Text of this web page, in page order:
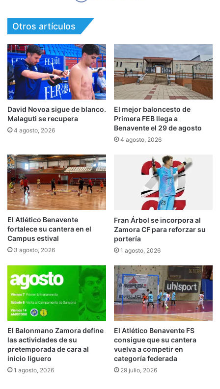
Otros artículos
David Novoa sigue de blanco.
Malaguti se recupera
4 agosto, 2026
El mejor baloncesto de
Primera FEB llega a
Benavente el 29 de agosto
4 agosto, 2026
El Atlético Benavente
fortalece su cantera en el
Campus estival
3 agosto, 2026
Fran Árbol se incorpora al
Zamora CF para reforzar su
portería
1 agosto, 2026
El Balonmano Zamora define
las actividades de su
pretemporada de cara al
inicio liguero
1 agosto, 2026
El Atlético Benavente FS
consigue que su cantera
vuelva a competir en
categoría federada
29 julio, 2026